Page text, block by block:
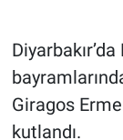
Giragos
kutlandı.
EĞİTİM
ÇEVRE
HABERDE